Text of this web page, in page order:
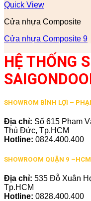
Quick View
Cửa nhựa Composite
Cửa nhựa Composite 9
HỆ THỐNG
SHOWROM BÌNH LỢI –
Địa chỉ: Số 615 Phạm
Thủ Đức, Tp.HCM
Hotline: 0824.400.400
SHOWROOM QUẬN 9 –HCM
Địa chỉ: 535 Đỗ Xuân
Tp.HCM
Hotline: 0828.400.400